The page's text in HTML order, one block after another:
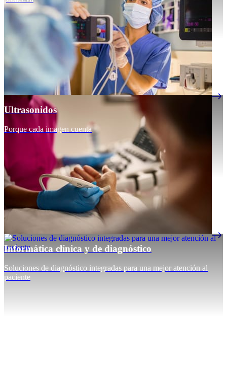
Ultrasonidos
Porque cada imagen cuenta
Informática clínica y de diagnóstico
Soluciones de diagnóstico integradas para una mejor atención al
paciente